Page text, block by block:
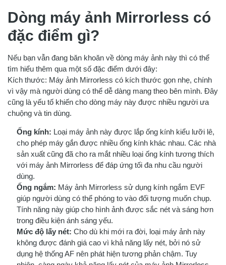
Dòng máy ảnh Mirrorless có
đặc điểm gì?
Nếu bạn vẫn đang băn khoăn về dòng máy ảnh này thì có thể
tìm hiểu thêm qua một số đặc điểm dưới đây:
Kích thước: Máy ảnh Mirrorless có kích thước gọn nhẹ, chính
vì vậy mà người dùng có thể dễ dàng mang theo bên mình. Đây
cũng là yếu tố khiến cho dòng máy này được nhiều người ưa
chuộng và tin dùng.
Ống kính: Loại máy ảnh này được lắp ống kính kiểu lưỡi lê,
cho phép máy gắn được nhiều ống kính khác nhau. Các nhà
sản xuất cũng đã cho ra mắt nhiều loại ống kính tương thích
với máy ảnh Mirrorless để đáp ứng tối đa nhu cầu người
dùng.
Ống ngắm: Máy ảnh Mirrorless sử dụng kính ngắm EVF
giúp người dùng có thể phóng to vào đối tượng muốn chụp.
Tính năng này giúp cho hình ảnh được sắc nét và sáng hơn
trong điều kiện ánh sáng yếu.
Mức độ lấy nét: Cho dù khi mới ra đời, loại máy ảnh này
không được đánh giá cao vì khả năng lấy nét, bởi nó sử
dụng hệ thống AF nên phát hiện tương phản chậm. Tuy